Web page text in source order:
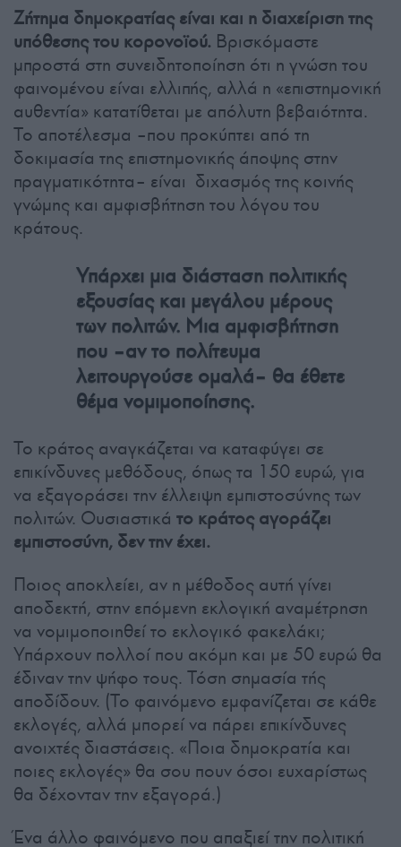
Ζήτημα δημοκρατίας είναι και η διαχείριση της
υπόθεσης του κορονοϊού. Βρισκόμαστε
μπροστά στη συνειδητοποίηση ότι η γνώση του
φαινομένου είναι ελλιπής, αλλά η «επιστημονική
αυθεντία» κατατίθεται με απόλυτη βεβαιότητα.
Το αποτέλεσμα –που προκύπτει από τη
δοκιμασία της επιστημονικής άποψης στην
πραγματικότητα– είναι διχασμός της κοινής
γνώμης και αμφισβήτηση του λόγου του
κράτους.
Υπάρχει μια διάσταση πολιτικής
εξουσίας και μεγάλου μέρους
των πολιτών. Μια αμφισβήτηση
που –αν το πολίτευμα
λειτουργούσε ομαλά– θα έθετε
θέμα νομιμοποίησης.
Το κράτος αναγκάζεται να καταφύγει σε
επικίνδυνες μεθόδους, όπως τα 150 ευρώ, για
να εξαγοράσει την έλλειψη εμπιστοσύνης των
πολιτών. Ουσιαστικά το κράτος αγοράζει
εμπιστοσύνη, δεν την έχει.
Ποιος αποκλείει, αν η μέθοδος αυτή γίνει
αποδεκτή, στην επόμενη εκλογική αναμέτρηση
να νομιμοποιηθεί το εκλογικό φακελάκι;
Υπάρχουν πολλοί που ακόμη και με 50 ευρώ θα
έδιναν την ψήφο τους. Τόση σημασία τής
αποδίδουν. (Το φαινόμενο εμφανίζεται σε κάθε
εκλογές, αλλά μπορεί να πάρει επικίνδυνες
ανοιχτές διαστάσεις. «Ποια δημοκρατία και
ποιες εκλογές» θα σου πουν όσοι ευχαρίστως
θα δέχονταν την εξαγορά.)
Ένα άλλο φαινόμενο που απαξιεί την πολιτική